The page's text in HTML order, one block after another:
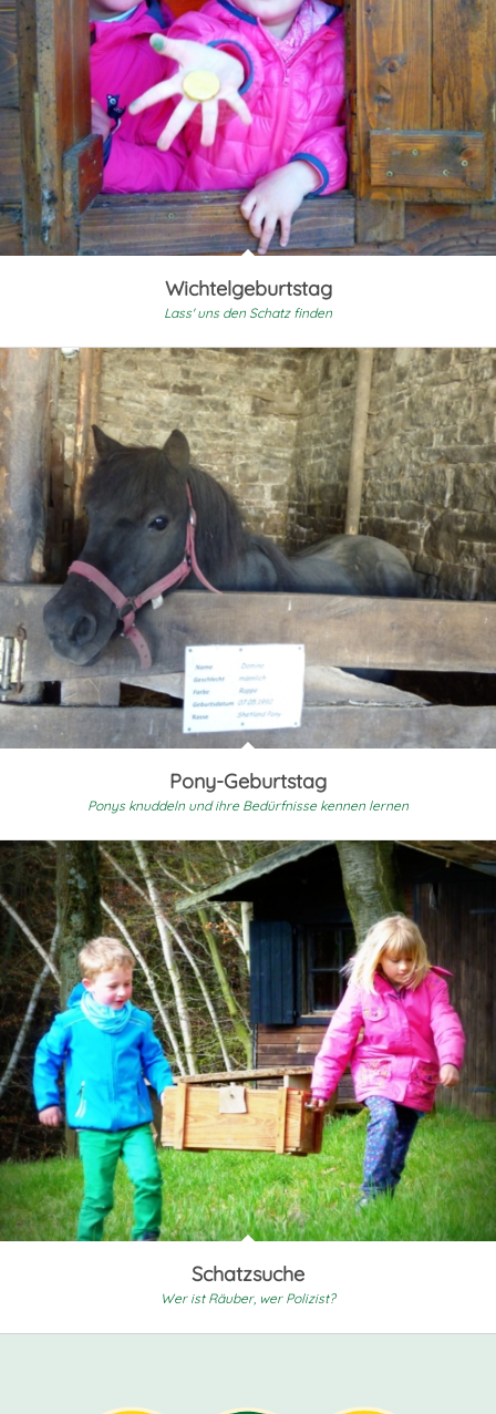
Wichtelgeburtstag
Lass' uns den Schatz finden
Pony-Geburtstag
Ponys knuddeln und ihre Bedürfnisse kennen lernen
Schatzsuche
Wer ist Räuber, wer Polizist?